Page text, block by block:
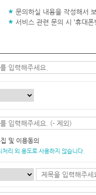
문의하실 내용을 작성해서
서비스 관련 문의 시 ‘휴대
및 이용동의
리 외 용도로 사용하지 않습니다.